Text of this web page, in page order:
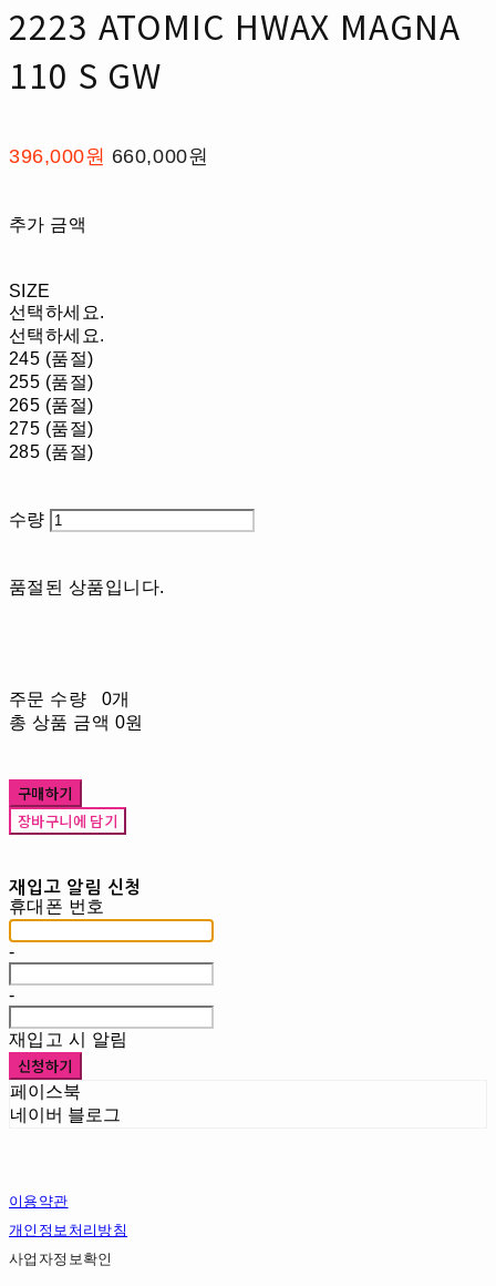
2223 ATOMIC HWAX MAGNA
110 S GW
396,000원 660,000원
추가 금액
SIZE
선택하세요.
선택하세요.
245 (품절)
255 (품절)
265 (품절)
275 (품절)
285 (품절)
수량
품절된 상품입니다.
주문 수량
0개
총 상품 금액 0원
구매하기
장바구니에 담기
재입고 알림 신청
휴대폰 번호
-
-
재입고 시 알림
신청하기
페이스북
네이버 블로그
이용약관
개인정보처리방침
사업자정보확인